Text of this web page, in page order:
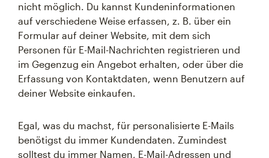
nicht möglich. Du kannst Kundeninformationen
auf verschiedene Weise erfassen, z. B. über ein
Formular auf deiner Website, mit dem sich
Personen für E-Mail-Nachrichten registrieren und
im Gegenzug ein Angebot erhalten, oder über die
Erfassung von Kontaktdaten, wenn Benutzern auf
deiner Website einkaufen.
Egal, was du machst, für personalisierte E-Mails
benötigst du immer Kundendaten. Zumindest
solltest du immer Namen, E-Mail-Adressen und